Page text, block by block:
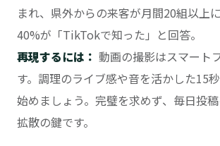
まれ、県外からの来客が月間20組以上
40%が「TikTokで知った」と回答。
再現するには： 動画の撮影はスマート
す。調理のライブ感や音を活かした15
始めましょう。完璧を求めず、毎日投
拡散の鍵です。